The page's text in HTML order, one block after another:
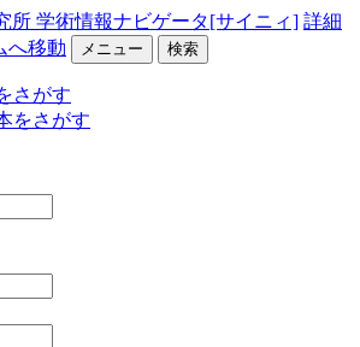
所 学術情報ナビゲータ[サイニィ] 詳細
へ移動 メニュー 検索
さがす
をさがす